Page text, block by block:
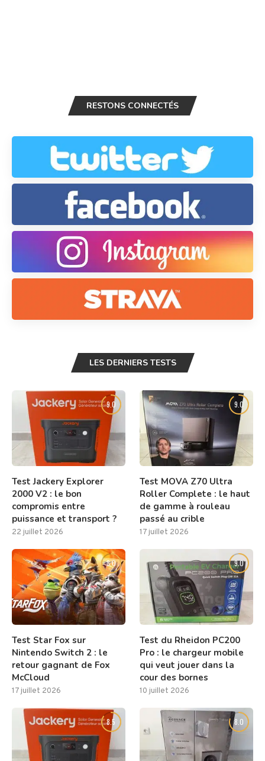
RESTONS CONNECTÉS
LES DERNIERS TESTS
9.0
Test Jackery Explorer
2000 V2 : le bon
compromis entre
puissance et transport ?
22 juillet 2026
9.0
Test MOVA Z70 Ultra
Roller Complete : le haut
de gamme à rouleau
passé au crible
17 juillet 2026
8.0
Test Star Fox sur
Nintendo Switch 2 : le
retour gagnant de Fox
McCloud
17 juillet 2026
9.0
Test du Rheidon PC200
Pro : le chargeur mobile
qui veut jouer dans la
cour des bornes
10 juillet 2026
8.5 8.0